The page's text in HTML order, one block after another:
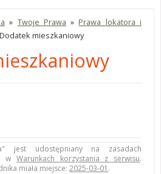
» Twoje Prawa » Prawa lokatora i
Dodatek mieszkaniowy
jest udostępniany na zasadach
w Warunkach korzystania z serwisu.
miała miejsce: 2025-03-01 .